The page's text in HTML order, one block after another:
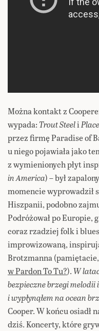
Można kontakt z
wypada: Trout Steeli
przez firmę Paradise of
u niego pojawiała jako
z wymienionych płyt
in America) – był
momencie wyprowadził
Hiszpanii, podobno
Podróżował po
coraz rzadziej folk i
improwizowaną,
Brotzmanna
w Pardon To Tu?).W
bezpieczne brzegi
i wypłynąłem na ocean
Cooper. W końcu osiadł
dziś. Koncerty, które